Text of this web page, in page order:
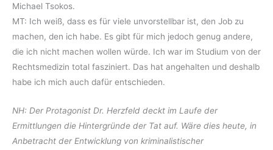
Michael Tsokos.
MT: Ich weiß, dass es für viele unvorstellbar ist, den Job zu
machen, den ich habe. Es gibt für mich jedoch genug andere,
die ich nicht machen wollen würde. Ich war im Studium von der
Rechtsmedizin total fasziniert. Das hat angehalten und deshalb
habe ich mich auch dafür entschieden.
NH: Der Protagonist Dr. Herzfeld deckt im Laufe der
Ermittlungen die Hintergründe der Tat auf. Wäre dies heute, in
Anbetracht der Entwicklung von kriminalistischer